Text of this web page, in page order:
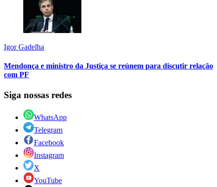
Igor Gadelha
Mendonça e ministro da Justiça se reúnem para discutir relação
com PF
Siga nossas redes
WhatsApp
Telegram
Facebook
Instagram
X
YouTube